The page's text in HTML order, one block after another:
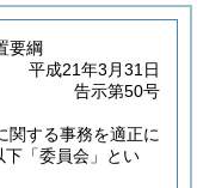
要綱
平成21年3月31日
告示第50号
関する事務を適正に
下「委員会」とい